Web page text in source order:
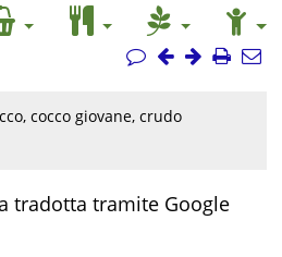
cocco giovane, crudo
tradotta tramite Google